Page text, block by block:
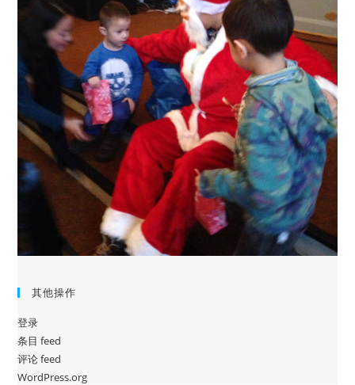
其他操作
登录
条目 feed
评论 feed
WordPress.org